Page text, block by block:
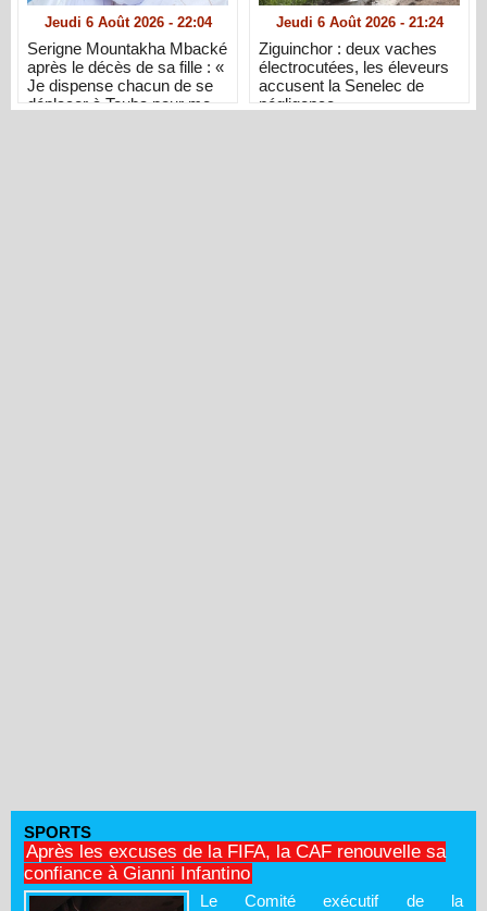
Jeudi 6 Août 2026 - 22:04
Serigne Mountakha Mbacké
après le décès de sa fille : «
Je dispense chacun de se
déplacer à Touba pour me
Jeudi 6 Août 2026 - 21:24
Ziguinchor : deux vaches
électrocutées, les éleveurs
accusent la Senelec de
négligence
SPORTS
Après les excuses de la FIFA, la CAF renouvelle sa
confiance à Gianni Infantino
Le Comité exécutif de la